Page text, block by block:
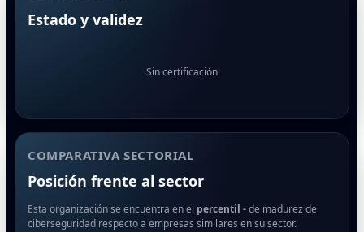
Estado y validez
Sin certificación
COMPARATIVA SECTORIAL
Posición frente al sector
Esta organización se encuentra en el percentil -de madurez de
ciberseguridad respecto a empresas similares en su sector.